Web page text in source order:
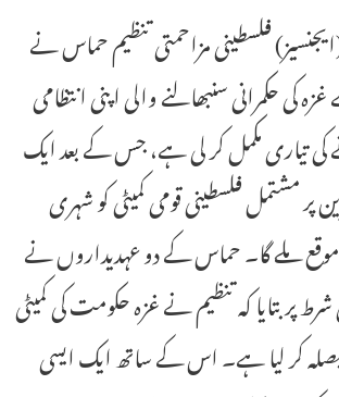
جولائی (ایجنسیز) فلسطینی مزاحمتی تنظیم حماس نے
کی حکمرانی سنبھالنے والی اپنی انتظامی
کی تیاری مکمل کر لی ہے، جس کے بعد ایک
پر مشتمل فلسطینی قومی کمیٹی کو شہری
موقع ملے گا۔ حماس کے دو عہدیداروں نے
پر بتایا کہ تنظیم نے غزہ حکومت کی کمیٹی
کر لیا ہے۔ اس کے ساتھ ایک ایسی